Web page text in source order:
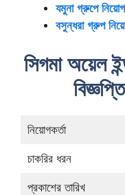
যমুনা গ্রুপে
বসুন্ধরা গ্রুপ
সিগমা অয়েল
নিয়োগকর্তা
চাকরির ধরন
প্রকাশের তারিখ